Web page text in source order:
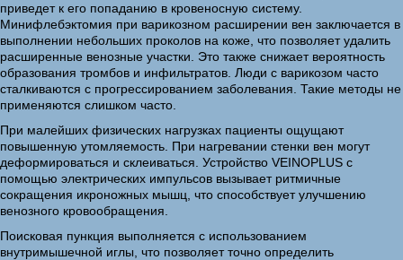
приведет к его попаданию в кровеносную систему.
Минифлебэктомия при варикозном расширении вен заключается в
выполнении небольших проколов на коже, что позволяет удалить
расширенные венозные участки. Это также снижает вероятность
образования тромбов и инфильтратов. Люди с варикозом часто
сталкиваются с прогрессированием заболевания. Такие методы не
применяются слишком часто.
При малейших физических нагрузках пациенты ощущают
повышенную утомляемость. При нагревании стенки вен могут
деформироваться и склеиваться. Устройство VEINOPLUS с
помощью электрических импульсов вызывает ритмичные
сокращения икроножных мышц, что способствует улучшению
венозного кровообращения.
Поисковая пункция выполняется с использованием
внутримышечной иглы, что позволяет точно определить